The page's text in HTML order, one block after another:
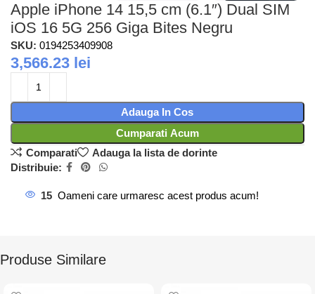
Apple iPhone 14 15,5 cm (6.1″) Dual SIM
iOS 16 5G 256 Giga Bites Negru
SKU: 0194253409908
3,566.23 lei
Adauga In Cos
Cumparati Acum
Comparati
Adauga la lista de dorinte
Distribuie:
15 Oameni care urmaresc acest produs acum!
Produse Similare